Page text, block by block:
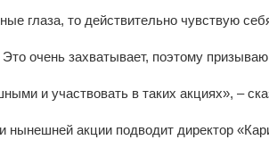
глаза, то действительно чувствую
очень захватывает, поэтому
и участвовать в таких акциях», –
нынешней акции подводит директор